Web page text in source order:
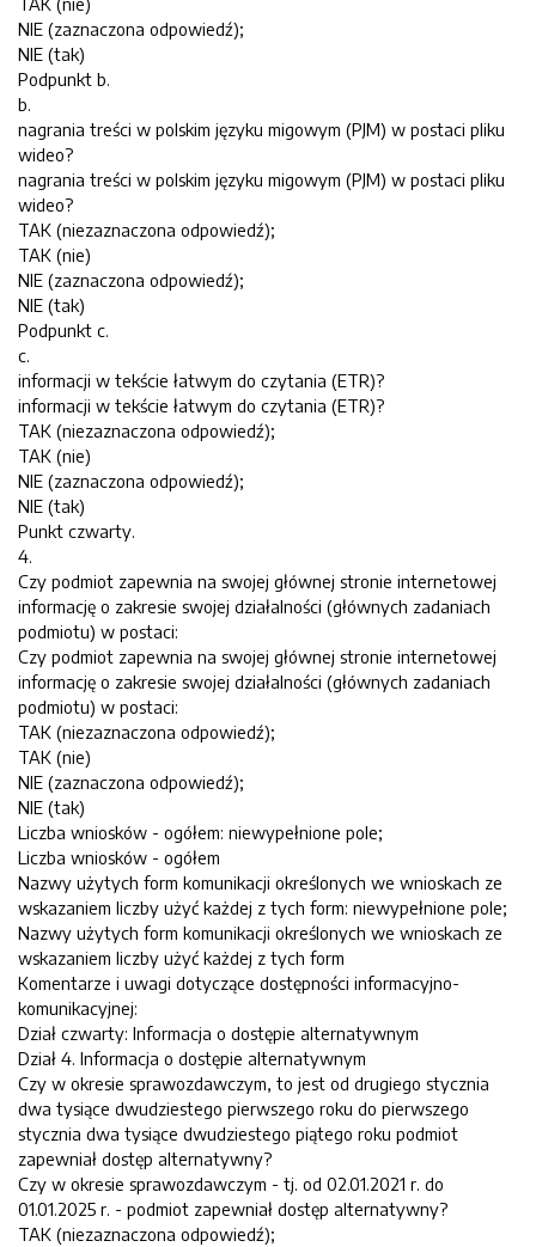
NIE (zaznaczona odpowiedź);
NIE (tak)
Podpunkt b.
b.
nagrania treści w polskim języku migowym (PJM) w postaci pliku
wideo?
nagrania treści w polskim języku migowym (PJM) w postaci pliku
wideo?
TAK (niezaznaczona odpowiedź);
TAK (nie)
NIE (zaznaczona odpowiedź);
NIE (tak)
Podpunkt c.
c.
informacji w tekście łatwym do czytania (ETR)?
informacji w tekście łatwym do czytania (ETR)?
TAK (niezaznaczona odpowiedź);
TAK (nie)
NIE (zaznaczona odpowiedź);
NIE (tak)
Punkt czwarty.
4.
Czy podmiot zapewnia na swojej głównej stronie internetowej
informację o zakresie swojej działalności (głównych zadaniach
podmiotu) w postaci:
Czy podmiot zapewnia na swojej głównej stronie internetowej
informację o zakresie swojej działalności (głównych zadaniach
podmiotu) w postaci:
TAK (niezaznaczona odpowiedź);
TAK (nie)
NIE (zaznaczona odpowiedź);
NIE (tak)
Liczba wniosków - ogółem: niewypełnione pole;
Liczba wniosków - ogółem
Nazwy użytych form komunikacji określonych we wnioskach ze
wskazaniem liczby użyć każdej z tych form: niewypełnione pole;
Nazwy użytych form komunikacji określonych we wnioskach ze
wskazaniem liczby użyć każdej z tych form
Komentarze i uwagi dotyczące dostępności informacyjno-
komunikacyjnej:
Dział czwarty: Informacja o dostępie alternatywnym
Dział 4. Informacja o dostępie alternatywnym
Czy w okresie sprawozdawczym, to jest od drugiego stycznia
dwa tysiące dwudziestego pierwszego roku do pierwszego
stycznia dwa tysiące dwudziestego piątego roku podmiot
zapewniał dostęp alternatywny?
Czy w okresie sprawozdawczym - tj. od 02.01.2021 r. do
01.01.2025 r. - podmiot zapewniał dostęp alternatywny?
TAK (niezaznaczona odpowiedź);